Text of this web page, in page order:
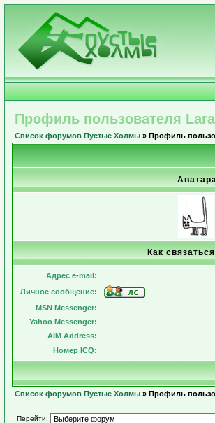
Профиль пользователя Lara
Список форумов Пустые Холмы » Профиль
Как
Адрес e-mail:
Личное сообщение:
MSN Messenger:
Yahoo Messenger:
AIM Address:
Номер ICQ:
Список форумов Пустые Холмы » Профиль
Перейти: